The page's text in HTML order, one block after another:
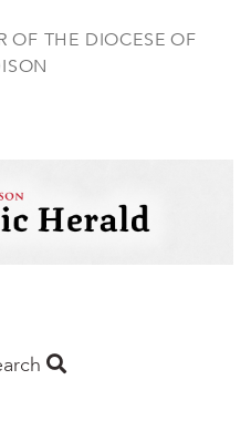
OF THE DIOCESE OF